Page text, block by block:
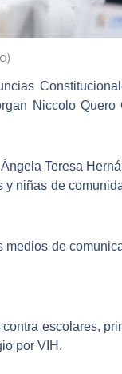
Niccolo Quero
Teresa
niñas de
medios de
escolares,
por VIH.